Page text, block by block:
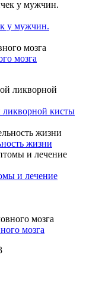
у мужчин.
мозга
ликворной кисты
жизни
и лечение
мозга